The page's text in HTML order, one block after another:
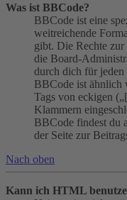
Was ist BBCode?
BBCode ist eine
weitreichende
gibt. Die Rechte
die Board-
durch dich für
BBCode ist ähnlich
Tags von eckigen
Klammern
BBCode findest du
der Seite zur
Nach oben
Kann ich HTML